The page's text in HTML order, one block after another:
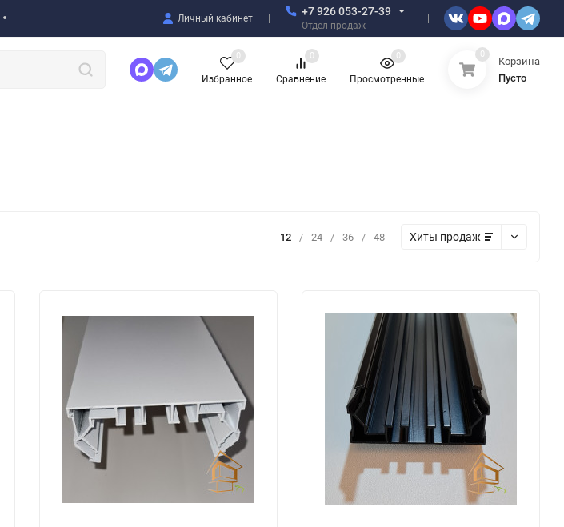
Личный кабинет
+7 926 053-27-39
Отдел продаж
Избранное
0
Сравнение
0
Просмотренные
0 0
Корзина
Пусто
12 / 24 / 36 / 48 Хиты продаж